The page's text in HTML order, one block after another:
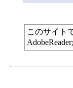
このサイト